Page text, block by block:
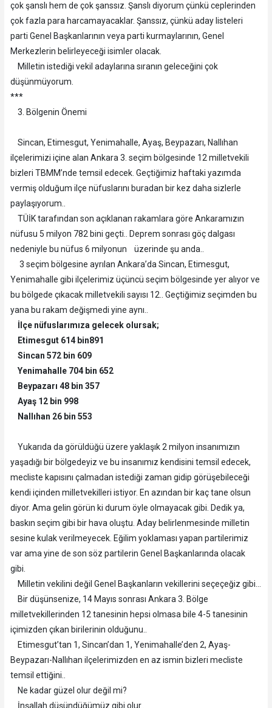
çok şanslı hem de çok şanssız. Şanslı diyorum çünkü ceplerinden
çok fazla para harcamayacaklar. Şanssız, çünkü aday listeleri
parti Genel Başkanlarının veya parti kurmaylarının, Genel
Merkezlerin belirleyeceği isimler olacak.
Milletin istediği vekil adaylarına sıranın geleceğini çok
düşünmüyorum.
***
3. Bölgenin Önemi
Sincan, Etimesgut, Yenimahalle, Ayaş, Beypazarı, Nallıhan
ilçelerimizi içine alan Ankara 3. seçim bölgesinde 12 milletvekili
bizleri TBMM’nde temsil edecek. Geçtiğimiz haftaki yazımda
vermiş olduğum ilçe nüfuslarını buradan bir kez daha sizlerle
paylaşıyorum..
TÜİK tarafından son açıklanan rakamlara göre Ankaramızın
nüfusu 5 milyon 782 bini geçti.. Deprem sonrası göç dalgası
nedeniyle bu nüfus 6 milyonun üzerinde şu anda..
3 seçim bölgesine ayrılan Ankara’da Sincan, Etimesgut,
Yenimahalle gibi ilçelerimiz üçüncü seçim bölgesinde yer alıyor ve
bu bölgede çıkacak milletvekili sayısı 12.. Geçtiğimiz seçimden bu
yana bu rakam değişmedi yine aynı..
İlçe nüfuslarımıza gelecek olursak;
Etimesgut 614 bin891
Sincan 572 bin 609
Yenimahalle 704 bin 652
Beypazarı 48 bin 357
Ayaş 12 bin 998
Nallıhan 26 bin 553
Yukarıda da görüldüğü üzere yaklaşık 2 milyon insanımızın
yaşadığı bir bölgedeyiz ve bu insanımız kendisini temsil edecek,
mecliste kapısını çalmadan istediği zaman gidip görüşebileceği
kendi içinden milletvekilleri istiyor. En azından bir kaç tane olsun
diyor. Ama gelin görün ki durum öyle olmayacak gibi. Dedik ya,
baskın seçim gibi bir hava oluştu. Aday belirlenmesinde milletin
sesine kulak verilmeyecek. Eğilim yoklaması yapan partilerimiz
var ama yine de son söz partilerin Genel Başkanlarında olacak
gibi.
Milletin vekilini değil Genel Başkanların vekillerini seçeçeğiz gibi...
Bir düşünsenize, 14 Mayıs sonrası Ankara 3. Bölge
milletvekillerinden 12 tanesinin hepsi olmasa bile 4-5 tanesinin
içimizden çıkan birilerinin olduğunu..
Etimesgut’tan 1, Sincan’dan 1, Yenimahalle’den 2, Ayaş-
Beypazarı-Nallıhan ilçelerimizden en az ismin bizleri mecliste
temsil ettiğini..
Ne kadar güzel olur değil mi?
İnşallah düşündüğümüz gibi olur..